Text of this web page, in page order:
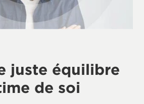
juste équilibre
de soi